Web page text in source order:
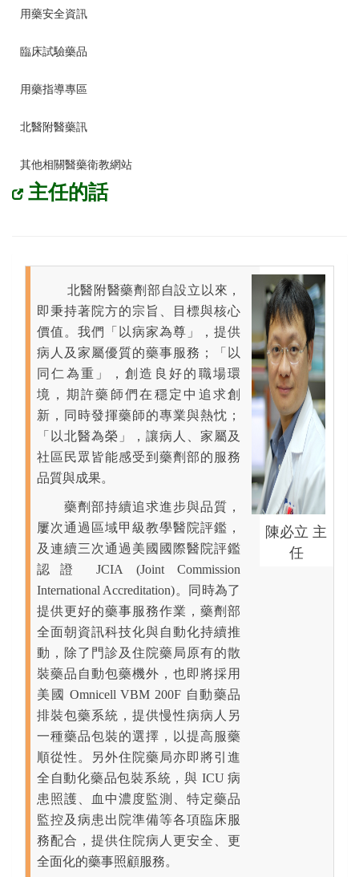
用藥安全資訊
臨床試驗藥品
用藥指導專區
北醫附醫藥訊
其他相關醫藥衛教網站
主任的話
北醫附醫藥劑部自設立以來，
即秉持著院方的宗旨、目標與核心
價值。我們「以病家為尊」，提供
病人及家屬優質的藥事服務；「以
同仁為重」，創造良好的職場環
境，期許藥師們在穩定中追求創
新，同時發揮藥師的專業與熱忱；
「以北醫為榮」，讓病人、家屬及
社區民眾皆能感受到藥劑部的服務
品質與成果。
藥劑部持續追求進步與品質，
屢次通過區域甲級教學醫院評鑑，
及連續三次通過美國國際醫院評鑑
認證 JCIA (Joint Commission
International Accreditation)。同時為了
提供更好的藥事服務作業，藥劑部
全面朝資訊科技化與自動化持續推
動，除了門診及住院藥局原有的散
裝藥品自動包藥機外，也即將採用
美國 Omnicell VBM 200F 自動藥品
排裝包藥系統，提供慢性病病人另
一種藥品包裝的選擇，以提高服藥
順從性。另外住院藥局亦即將引進
全自動化藥品包裝系統，與 ICU 病
患照護、血中濃度監測、特定藥品
監控及病患出院準備等各項臨床服
務配合，提供住院病人更安全、更
全面化的藥事照顧服務。
陳必立 主
任